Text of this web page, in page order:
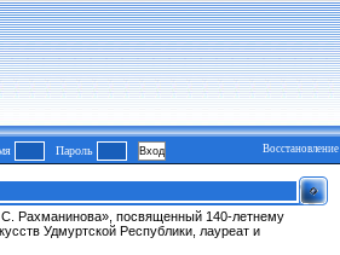
Пароль Восстановление
Рахманинова», посвященный 140-летнему
Удмуртской Республики, лауреат и